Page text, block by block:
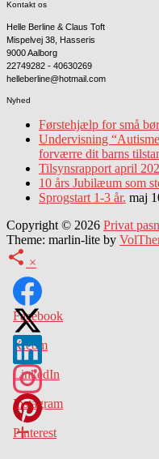
Kontakt os
Helle Berline & Claus Toft
Mispelvej 38, Hasseris
9000 Aalborg
22749282 - 40630269
helleberline@hotmail.com
Nyhed
Førstehjælp for små
Undervisning
forværre dit barns
Tilsynsrapport april
10 års Jubilæum som
Sprogstart 1-3 år. maj
Copyright © 2026 Privat
Theme: marlin-lite by
×
Facebook
X.com
LinkedIn
Instagram
Pinterest